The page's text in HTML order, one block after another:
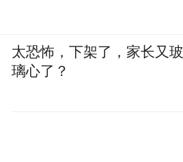
太恐怖，下架了，家长又玻
璃心了？